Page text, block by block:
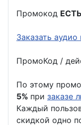
Промокод ЕСТЬ
Заказать
ПромоКод /
По этому
5% при заказе
Каждый
скидкой одно